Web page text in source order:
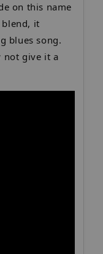
on this name
blend, it
blues song.
not give it a